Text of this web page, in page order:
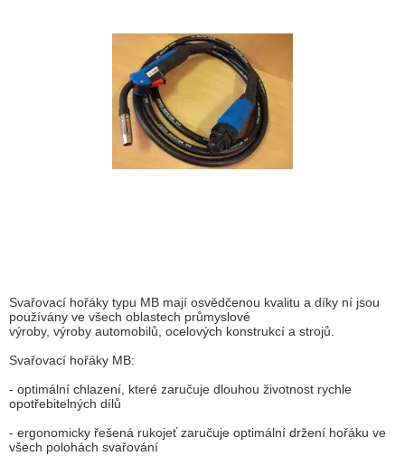
Svařovací hořáky typu MB mají osvědčenou kvalitu a díky ní jsou
používány ve všech oblastech průmyslové
výroby, výroby automobilů, ocelových konstrukcí a strojů.
Svařovací hořáky MB:
- optimální chlazení, které zaručuje dlouhou životnost rychle
opotřebitelných dílů
- ergonomicky řešená rukojeť zaručuje optimální držení hořáku ve
všech polohách svařování